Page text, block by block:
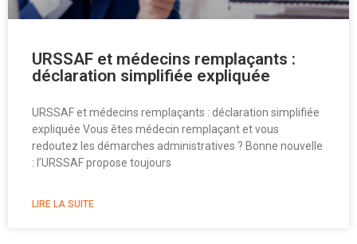
URSSAF et médecins remplaçants :
déclaration simplifiée expliquée
URSSAF et médecins remplaçants : déclaration simplifiée
expliquée Vous êtes médecin remplaçant et vous
redoutez les démarches administratives ? Bonne nouvelle
: l’URSSAF propose toujours
LIRE LA SUITE